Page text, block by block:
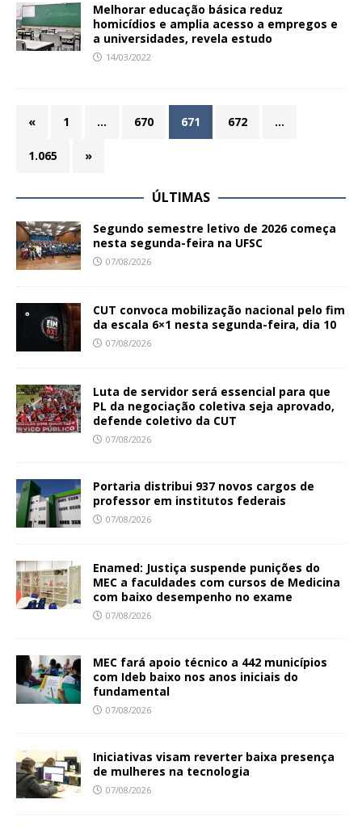
Melhorar educação básica reduz
homicídios e amplia acesso a empregos e
a universidades, revela estudo
14/03/2022
« 1 … 670 671 672 …
1.065 »
ÚLTIMAS
Segundo semestre letivo de 2026 começa
nesta segunda-feira na UFSC
07/08/2026
CUT convoca mobilização nacional pelo fim
da escala 6×1 nesta segunda-feira, dia 10
07/08/2026
Luta de servidor será essencial para que
PL da negociação coletiva seja aprovado,
defende coletivo da CUT
07/08/2026
Portaria distribui 937 novos cargos de
professor em institutos federais
07/08/2026
Enamed: Justiça suspende punições do
MEC a faculdades com cursos de Medicina
com baixo desempenho no exame
07/08/2026
MEC fará apoio técnico a 442 municípios
com Ideb baixo nos anos iniciais do
fundamental
07/08/2026
Iniciativas visam reverter baixa presença
de mulheres na tecnologia
07/08/2026